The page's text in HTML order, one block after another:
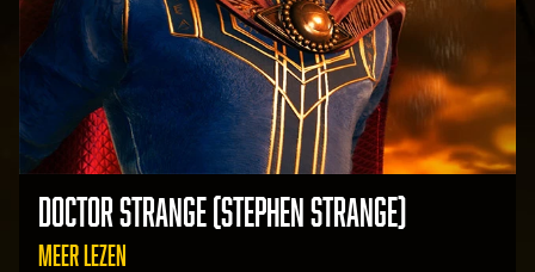
DOCTOR STRANGE (STEPHEN STRANGE)
MEER LEZEN